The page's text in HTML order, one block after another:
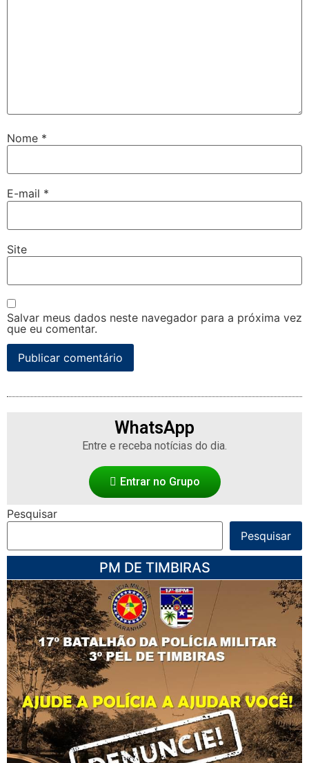
Nome *
E-mail *
Site
Salvar meus dados neste navegador para a próxima vez
que eu comentar.
WhatsApp
Entre e receba notícias do dia.
Entrar no Grupo
Pesquisar
Pesquisar
PM DE TIMBIRAS